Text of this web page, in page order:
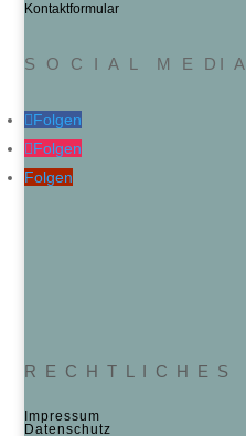
Kontaktformular
S O C I A L M E DI A
Folgen
Folgen
Folgen
R E C H T L I C H E S
Impressum
Datenschutz